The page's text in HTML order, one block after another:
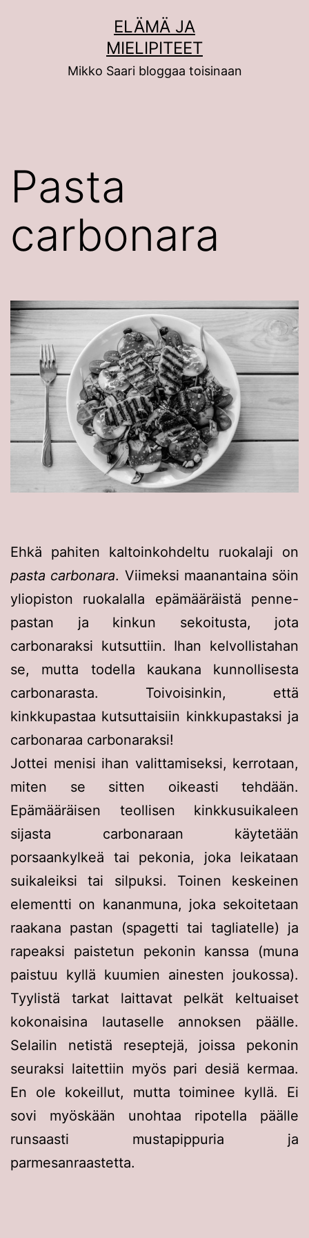
ELÄMÄ JA
MIELIPITEET
Mikko Saari bloggaa toisinaan
Pasta
carbonara
Ehkä pahiten kaltoinkohdeltu ruokalaji on
pasta carbonara. Viimeksi maanantaina söin
yliopiston ruokalalla epämääräistä penne-
pastan ja kinkun sekoitusta, jota
carbonaraksi kutsuttiin. Ihan kelvollistahan
se, mutta todella kaukana kunnollisesta
carbonarasta. Toivoisinkin, että
kinkkupastaa kutsuttaisiin kinkkupastaksi ja
carbonaraa carbonaraksi!
Jottei menisi ihan valittamiseksi, kerrotaan,
miten se sitten oikeasti tehdään.
Epämääräisen teollisen kinkkusuikaleen
sijasta carbonaraan käytetään
porsaankylkeä tai pekonia, joka leikataan
suikaleiksi tai silpuksi. Toinen keskeinen
elementti on kananmuna, joka sekoitetaan
raakana pastan (spagetti tai tagliatelle) ja
rapeaksi paistetun pekonin kanssa (muna
paistuu kyllä kuumien ainesten joukossa).
Tyylistä tarkat laittavat pelkät keltuaiset
kokonaisina lautaselle annoksen päälle.
Selailin netistä reseptejä, joissa pekonin
seuraksi laitettiin myös pari desiä kermaa.
En ole kokeillut, mutta toiminee kyllä. Ei
sovi myöskään unohtaa ripotella päälle
runsaasti mustapippuria ja
parmesanraastetta.